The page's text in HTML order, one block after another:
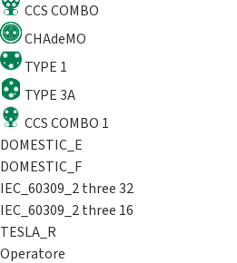
CCS COMBO
CHAdeMO
TYPE 1
TYPE 3A
CCS COMBO 1
DOMESTIC_E
DOMESTIC_F
IEC_60309_2 three 32
IEC_60309_2 three 16
TESLA_R
Operatore